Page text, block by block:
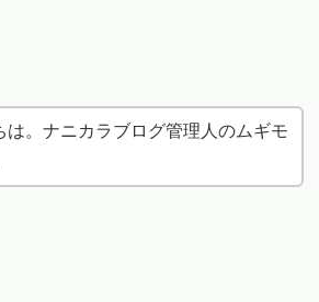
は。ナニカラブログ管理人のムギモ